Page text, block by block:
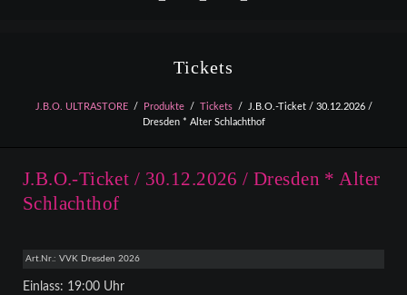
FacebookYouTube
Tickets
J.B.O. ULTRASTORE Produkte Tickets
J.B.O.-Ticket / 30.12.2026 /
Dresden * Alter Schlachthof
J.B.O.-Ticket / 30.12.2026 / Dresden * Alter
Schlachthof
Art.Nr.: VVK Dresden 2026
Einlass: 19:00 Uhr